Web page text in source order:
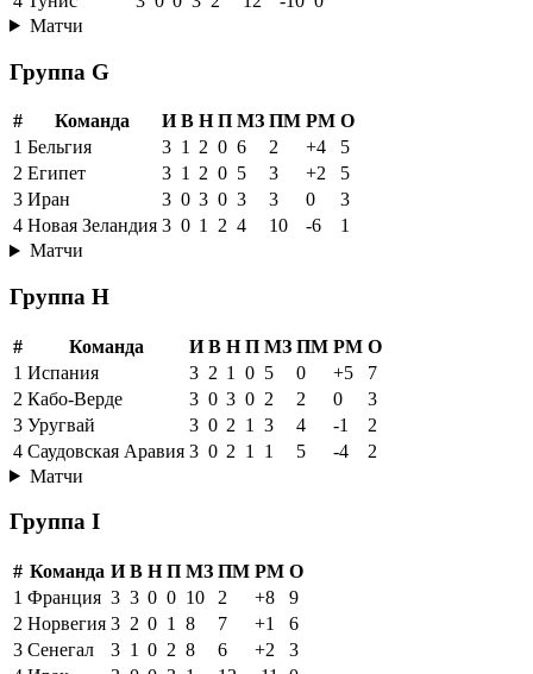
Матчи
Группа G
# Команда И В Н П МЗ ПМ РМ О
1 Бельгия 3 1 2 0 6 2 +4
5
2 Египет 3 1 2 0 5 3 +2
5
3 Иран 3 0 3 0 3 3 0
3
4 Новая Зеландия 3 0 1 2 4 10 -6
1
Матчи
Группа H
# Команда И В Н П МЗ ПМ РМ О
1 Испания 3 2 1 0 5 0 +5
7
2 Кабо-Верде 3 0 3 0 2 2 0
3
3 Уругвай 3 0 2 1 3 4 -1
2
4 Саудовская Аравия 3 0 2 1 1 5 -4
2
Матчи
Группа I
# Команда И В Н П МЗ ПМ РМ О
1 Франция 3 3 0 0 10 2 +8
9
2 Норвегия 3 2 0 1 8 7 +1
6
3 Сенегал 3 1 0 2 8 6 +2
3